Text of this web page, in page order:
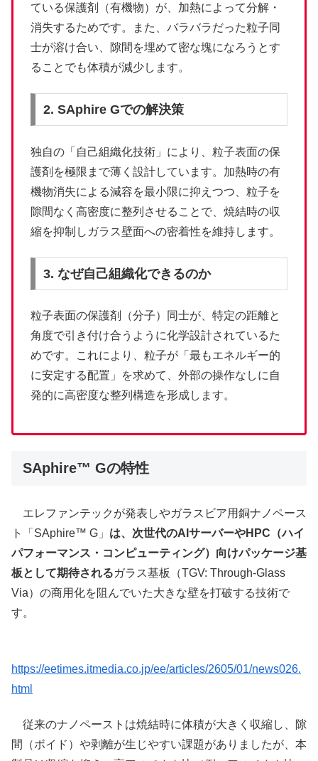
ている保護剤（有機物）が、加熱によって分解・
消失するためです。また、バラバラだった粒子同
士が溶け合い、隙間を埋めて密な塊になろうとす
ることでも体積が減少します。
2. SAphire Gでの解決策
独自の「自己組織化技術」により、粒子表面の保
護剤を極限まで薄く設計しています。加熱時の有
機物消失による減容を最小限に抑えつつ、粒子を
隙間なく高密度に整列させることで、焼結時の収
縮を抑制しガラス壁面への密着性を維持します。
3. なぜ自己組織化できるのか
粒子表面の保護剤（分子）同士が、特定の距離と
角度で引き付け合うように化学設計されているた
めです。これにより、粒子が「最もエネルギー的
に安定する配置」を求めて、外部の操作なしに自
発的に高密度な整列構造を形成します。
SAphire™ Gの特性
エレファンテックが発表しやガラスビア用銅ナノペース
ト「SAphire™ G」 は、次世代のAIサーバーやHPC（ハイ
パフォーマンス・コンピューティング）向けパッケージ基
板として期待されるガラス基板（TGV: Through-Glass
Via）の商用化を阻んでいた大きな壁を打破する技術で
す。
https://eetimes.itmedia.co.jp/ee/articles/2605/01/news026.
html
従来のナノペーストは焼結時に体積が大きく収縮し、隙
間（ボイド）や剥離が生じやすい課題がありましたが、本